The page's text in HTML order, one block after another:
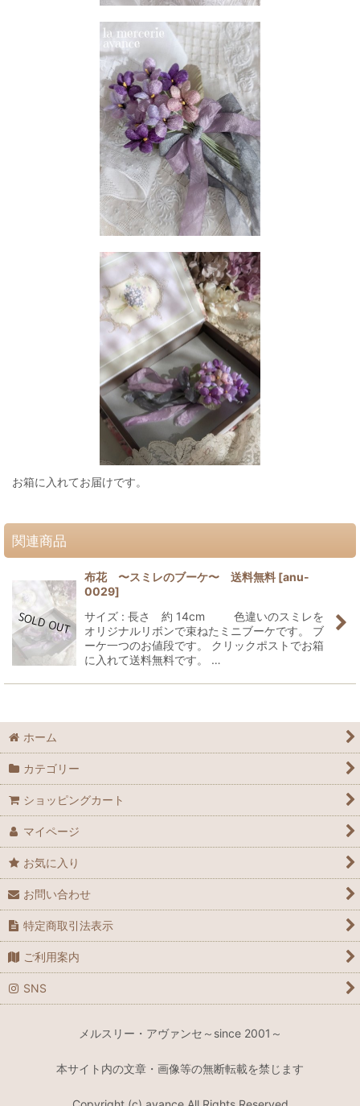
お箱に入れてお届けです。
関連商品
布花 〜スミレのブーケ〜 送料無料 [anu-
0029]
サイズ : 長さ 約 14cm 色違いのスミレを
オリジナルリボンで束ねたミニブーケです⁠。 ブ
ーケ一つのお値段です。 クリックポストでお箱
に入れて送料無料です。 …
ホーム
カテゴリー
ショッピングカート
マイページ
お気に入り
お問い合わせ
特定商取引法表示
ご利用案内
SNS
メルスリー・アヴァンセ～since 2001～
本サイト内の文章・画像等の無断転載を禁じます